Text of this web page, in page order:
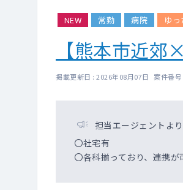
NEW 常勤 病院 ゆ
【熊本市近
掲載更新日 : 2026年08月07日 案件番
担当エージェントより
〇社宅有
〇各科揃っており、連携が